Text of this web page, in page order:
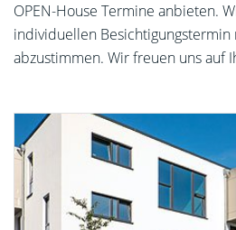
OPEN-House Termine anbieten.
individuellen
abzustimmen. Wir freuen uns auf